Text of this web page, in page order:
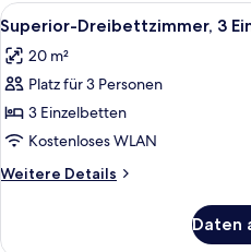
Alle
Fotos
für
Superior-
Dreibettzimmer,
3 Einzelbetten
anzeigen
8
Superior-Dreibettzimmer, 3
20 m²
Platz für 3 Personen
3 Einzelbetten
Kostenloses WLAN
Weitere Details
Weitere
Daten